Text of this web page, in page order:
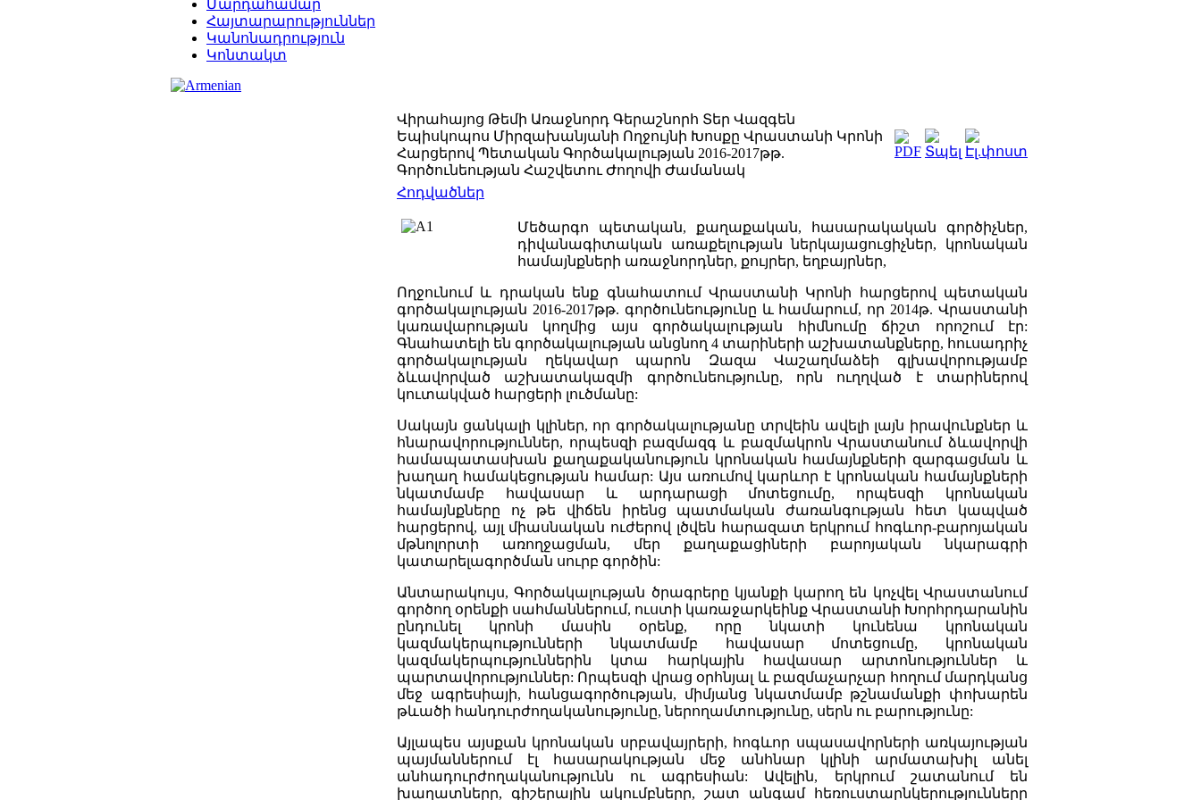
Մարդահամար
Հայտարարություններ
Կանոնադրություն
Կոնտակտ
Վիրահայոց Թեմի Առաջնորդ Գերաշնորհ Տեր Վազգեն
Եպիսկոպոս Միրզախանյանի Ողջույնի Խոսքը Վրաստանի Կրոնի
Հարցերով Պետական Գործակալության 2016-2017թթ.
Գործունեության Հաշվետու Ժողովի Ժամանակ
Հոդվածներ
Մեծարգո պետական, քաղաքական, հասարակական գործիչներ,
դիվանագիտական առաքելության ներկայացուցիչներ, կրոնական
համայնքների առաջնորդներ, քույրեր, եղբայրներ,
Ողջունում և դրական ենք գնահատում Վրաստանի Կրոնի հարցերով պետական
գործակալության 2016-2017թթ. գործունեությունը և համարում, որ 2014թ. Վրաստանի
կառավարության կողմից այս գործակալության հիմնումը ճիշտ որոշում էր:
Գնահատելի են գործակալության անցնող 4 տարիների աշխատանքները, հուսադրիչ
գործակալության ղեկավար պարոն Զազա Վաշաղմաձեի գլխավորությամբ
ձևավորված աշխատակազմի գործունեությունը, որն ուղղված է տարիներով
կուտակված հարցերի լուծմանը:
Սակայն ցանկալի կլիներ, որ գործակալությանը տրվեին ավելի լայն իրավունքներ և
հնարավորություններ, որպեսզի բազմազգ և բազմակրոն Վրաստանում ձևավորվի
համապատասխան քաղաքականություն կրոնական համայնքների զարգացման և
խաղաղ համակեցության համար: Այս առումով կարևոր է կրոնական համայնքների
նկատմամբ հավասար և արդարացի մոտեցումը, որպեսզի կրոնական
համայնքները ոչ թե վիճեն իրենց պատմական ժառանգության հետ կապված
հարցերով, այլ միասնական ուժերով լծվեն հարազատ երկրում հոգևոր-բարոյական
մթնոլորտի առողջացման, մեր քաղաքացիների բարոյական նկարագրի
կատարելագործման սուրբ գործին:
Անտարակույս, Գործակալության ծրագրերը կյանքի կարող են կոչվել Վրաստանում
գործող օրենքի սահմաններում, ուստի կառաջարկեինք Վրաստանի Խորհրդարանին
ընդունել կրոնի մասին օրենք, որը նկատի կունենա կրոնական
կազմակերպությունների նկատմամբ հավասար մոտեցումը, կրոնական
կազմակերպություններին կտա հարկային հավասար արտոնություններ և
պարտավորություններ: Որպեսզի վրաց օրհնյալ և բազմաչարչար հողում մարդկանց
մեջ ագրեսիայի, հանցագործության, միմյանց նկատմամբ թշնամանքի փոխարեն
թևածի հանդուրժողականությունը, ներողամտությունը, սերն ու բարությունը:
Այլապես այսքան կրոնական սրբավայրերի, հոգևոր սպասավորների առկայության
պայմաններում էլ հասարակության մեջ անհնար կլինի արմատախիլ անել
անհադուրժողականությունն ու ագրեսիան: Ավելին, երկրում շատանում են
խաղատները, գիշերային ակումբները, շատ անգամ հեռուստաընկերությունները